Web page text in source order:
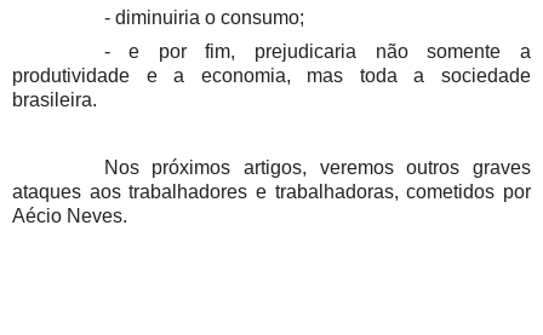
- diminuiria o consumo;
- e por fim, prejudicaria não somente a
produtividade e a economia, mas toda a sociedade
brasileira.
Nos próximos artigos, veremos outros graves
ataques aos trabalhadores e trabalhadoras, cometidos por
Aécio Neves.